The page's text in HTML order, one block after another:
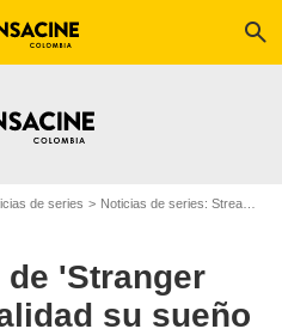
search
de series Noticias de series: Streaming
'Stranger
su sueño